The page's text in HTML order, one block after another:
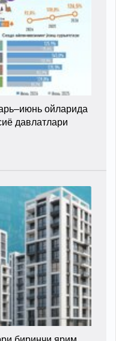
ойларида
давлатлари